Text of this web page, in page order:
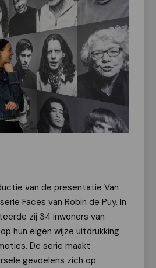
van de presentatie Van
Faces van Robin de Puy. In
zij 34 inwoners van
hun eigen wijze uitdrukking
De serie maakt
gevoelens zich op